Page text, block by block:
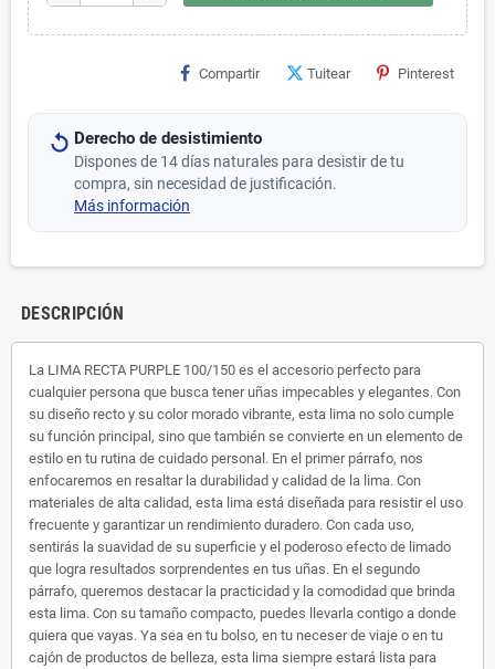
Compartir Tuitear Pinterest
Derecho de desistimiento
Dispones de 14 días naturales para desistir de tu
compra, sin necesidad de justificación.
Más información
DESCRIPCIÓN
La LIMA RECTA PURPLE 100/150 es el accesorio perfecto para
cualquier persona que busca tener uñas impecables y elegantes. Con
su diseño recto y su color morado vibrante, esta lima no solo cumple
su función principal, sino que también se convierte en un elemento de
estilo en tu rutina de cuidado personal. En el primer párrafo, nos
enfocaremos en resaltar la durabilidad y calidad de la lima. Con
materiales de alta calidad, esta lima está diseñada para resistir el uso
frecuente y garantizar un rendimiento duradero. Con cada uso,
sentirás la suavidad de su superficie y el poderoso efecto de limado
que logra resultados sorprendentes en tus uñas. En el segundo
párrafo, queremos destacar la practicidad y la comodidad que brinda
esta lima. Con su tamaño compacto, puedes llevarla contigo a donde
quiera que vayas. Ya sea en tu bolso, en tu neceser de viaje o en tu
cajón de productos de belleza, esta lima siempre estará lista para